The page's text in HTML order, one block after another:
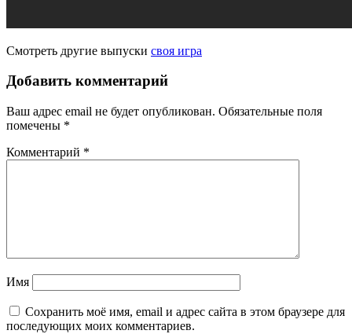
Смотреть другие выпуски своя игра
Добавить комментарий
Ваш адрес email не будет опубликован. Обязательные поля
помечены *
Комментарий *
Имя
Сохранить моё имя, email и адрес сайта в этом браузере для
последующих моих комментариев.